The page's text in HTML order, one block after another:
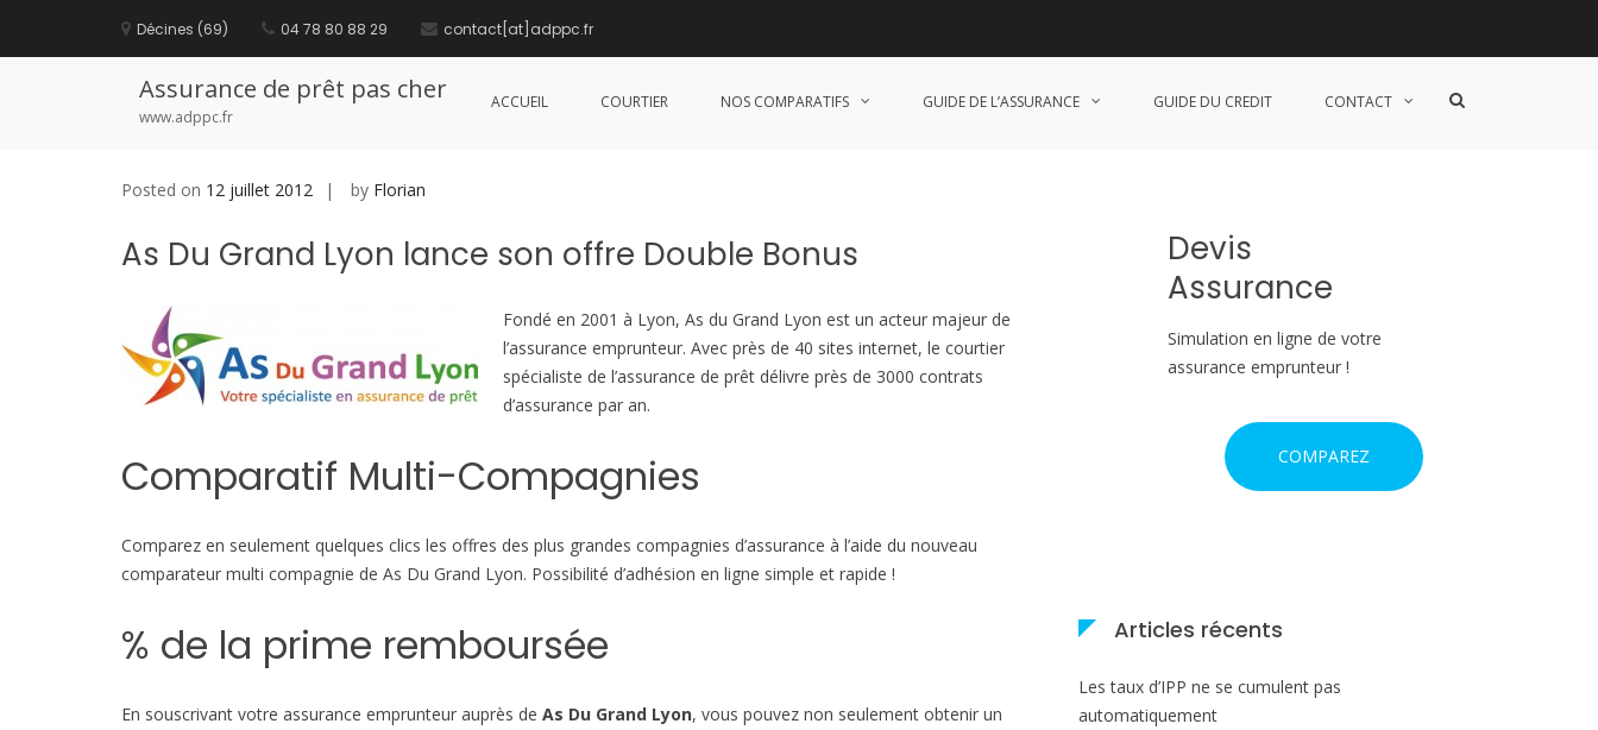
i
Décines (69) 04 78 80 88 29 contact[at]adppc.fr
Assurance de prêt pas cher
www.adppc.fr
ACCUEIL COURTIER NOS COMPARATIFS GUIDE DE L’ASSURANCE GUIDE DU CREDIT CONTACT
S
Nouveauté assurance de prêt : l’offre Double Bonus, le changement c’est maintenant !
Posted on 12 juillet 2012 by Florian
As Du Grand Lyon lance son offre Double Bonus
Fondé en 2001 à Lyon, As du Grand Lyon est un acteur majeur de
l’assurance emprunteur. Avec près de 40 sites internet, le courtier
spécialiste de l’assurance de prêt délivre près de 3000 contrats
d’assurance par an.
Comparatif Multi-Compagnies
Comparez en seulement quelques clics les offres des plus grandes compagnies d’assurance à l’aide du nouveau
comparateur multi compagnie de As Du Grand Lyon. Possibilité d’adhésion en ligne simple et rapide !
% de la prime remboursée
En souscrivant votre assurance emprunteur auprès de As Du Grand Lyon, vous pouvez non seulement obtenir un
Devis
Assurance
Simulation en ligne de votre
assurance emprunteur !
COMPAREZ
Articles récents
Les taux d’IPP ne se cumulent pas
automatiquement